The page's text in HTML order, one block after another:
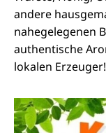
andere
nahegelegenen
authentische
lokalen Erzeuger!